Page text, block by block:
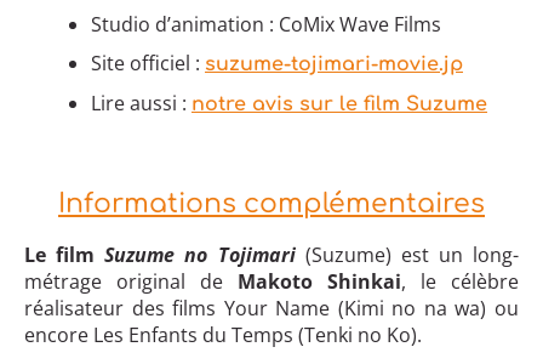
Studio d’animation : CoMix Wave Films
Site officiel : suzume-tojimari-movie.jp
Lire aussi : notre avis sur le film Suzume
Informations complémentaires
Le filmSuzume no Tojimari(Suzume) est un long-
métrage original de Makoto Shinkai, le célèbre
réalisateur des films Your Name (Kimi no na wa) ou
encore Les Enfants du Temps (Tenki no Ko).